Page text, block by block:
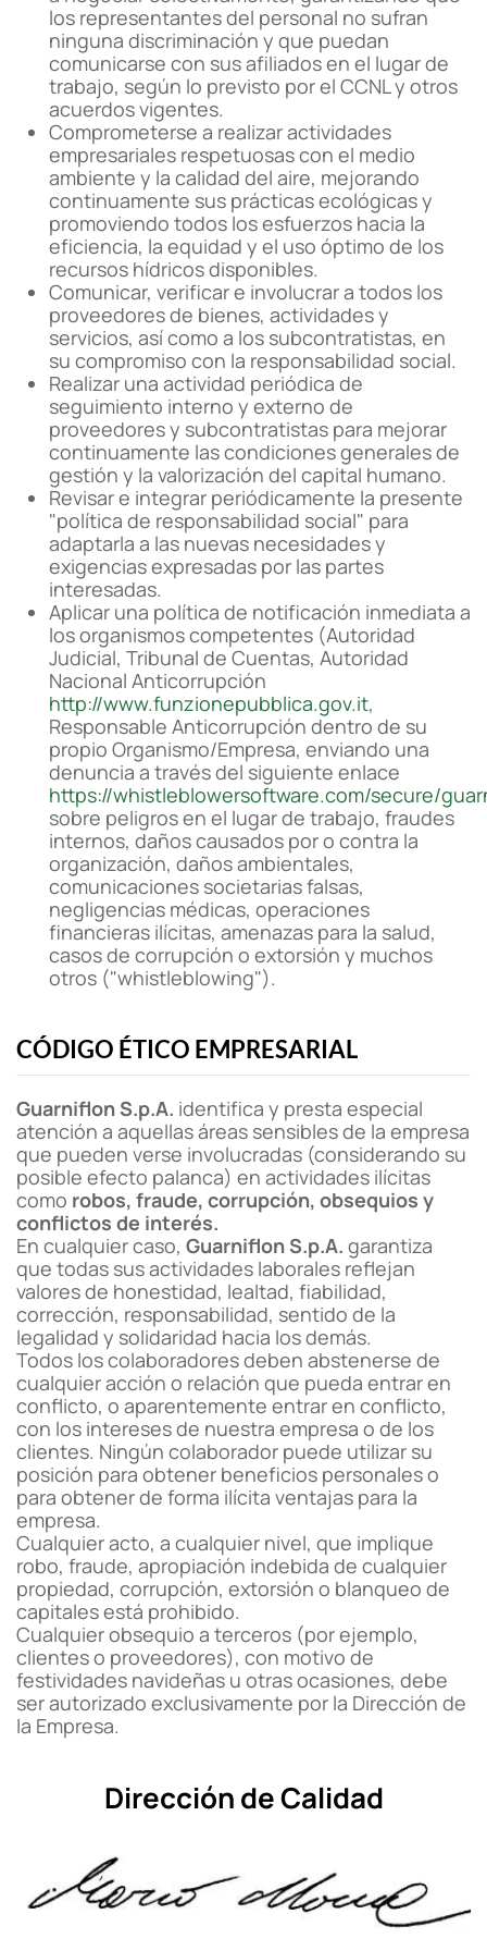
los representantes del personal no sufran
ninguna discriminación y que puedan
comunicarse con sus afiliados en el lugar de
trabajo, según lo previsto por el CCNL y otros
acuerdos vigentes.
Comprometerse a realizar actividades
empresariales respetuosas con el medio
ambiente y la calidad del aire, mejorando
continuamente sus prácticas ecológicas y
promoviendo todos los esfuerzos hacia la
eficiencia, la equidad y el uso óptimo de los
recursos hídricos disponibles.
Comunicar, verificar e involucrar a todos los
proveedores de bienes, actividades y
servicios, así como a los subcontratistas, en
su compromiso con la responsabilidad social.
Realizar una actividad periódica de
seguimiento interno y externo de
proveedores y subcontratistas para mejorar
continuamente las condiciones generales de
gestión y la valorización del capital humano.
Revisar e integrar periódicamente la presente
"política de responsabilidad social" para
adaptarla a las nuevas necesidades y
exigencias expresadas por las partes
interesadas.
Aplicar una política de notificación inmediata a
los organismos competentes (Autoridad
Judicial, Tribunal de Cuentas, Autoridad
Nacional Anticorrupción
http://www.funzionepubblica.gov.it,
Responsable Anticorrupción dentro de su
propio Organismo/Empresa, enviando una
denuncia a través del siguiente enlace
https://whistleblowersoftware.com/secure/
sobre peligros en el lugar de trabajo, fraudes
internos, daños causados por o contra la
organización, daños ambientales,
comunicaciones societarias falsas,
negligencias médicas, operaciones
financieras ilícitas, amenazas para la salud,
casos de corrupción o extorsión y muchos
otros ("whistleblowing").
CÓDIGO ÉTICO EMPRESARIAL
Guarniflon S.p.A. identifica y presta especial
atención a aquellas áreas sensibles de la empresa
que pueden verse involucradas (considerando su
posible efecto palanca) en actividades ilícitas
como robos, fraude, corrupción, obsequios y
conflictos de interés.
En cualquier caso, Guarniflon S.p.A. garantiza
que todas sus actividades laborales reflejan
valores de honestidad, lealtad, fiabilidad,
corrección, responsabilidad, sentido de la
legalidad y solidaridad hacia los demás.
Todos los colaboradores deben abstenerse de
cualquier acción o relación que pueda entrar en
conflicto, o aparentemente entrar en conflicto,
con los intereses de nuestra empresa o de los
clientes. Ningún colaborador puede utilizar su
posición para obtener beneficios personales o
para obtener de forma ilícita ventajas para la
empresa.
Cualquier acto, a cualquier nivel, que implique
robo, fraude, apropiación indebida de cualquier
propiedad, corrupción, extorsión o blanqueo de
capitales está prohibido.
Cualquier obsequio a terceros (por ejemplo,
clientes o proveedores), con motivo de
festividades navideñas u otras ocasiones, debe
ser autorizado exclusivamente por la Dirección de
la Empresa.
Dirección de Calidad